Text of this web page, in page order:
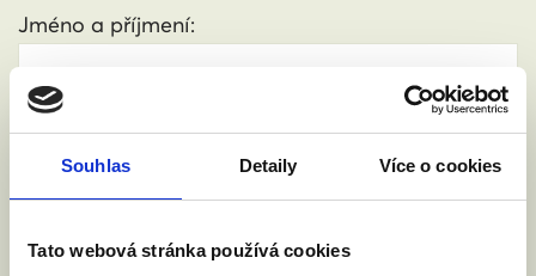
Souhlas Detaily Více o cookies
Tato webová stránka používá cookies
Jméno a příjmení:
Váš email: